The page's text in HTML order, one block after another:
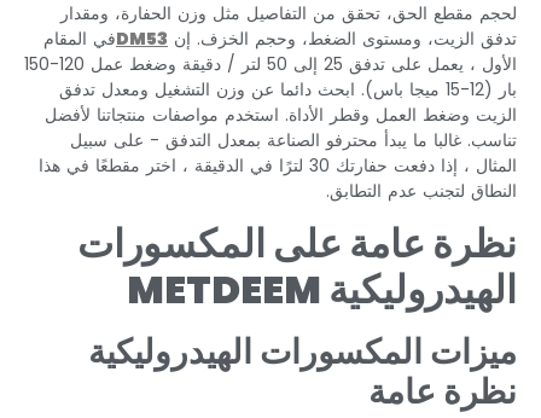
لحجم مقطع الحق، تحقق من التفاصيل مثل وزن الحفارة، ومقدار
تدفق الزيت، ومستوى الضغط، وحجم الخزف. إن DM53في المقام
الأول ، يعمل على تدفق 25 إلى 50 لتر / دقيقة وضغط عمل 120-150
بار (12-15 ميجا باس). ابحث دائما عن وزن التشغيل ومعدل تدفق
الزيت وضغط العمل وقطر الأداة. استخدم مواصفات منتجاتنا لأفضل
تناسب. غالبا ما يبدأ محترفو الصناعة بمعدل التدفق - على سبيل
المثال ، إذا دفعت حفارتك 30 لترًا في الدقيقة ، اختر مقطعًا في هذا
النطاق لتجنب عدم التطابق.
نظرة عامة على المكسورات
الهيدروليكية METDEEM
ميزات المكسورات الهيدروليكية
نظرة عامة